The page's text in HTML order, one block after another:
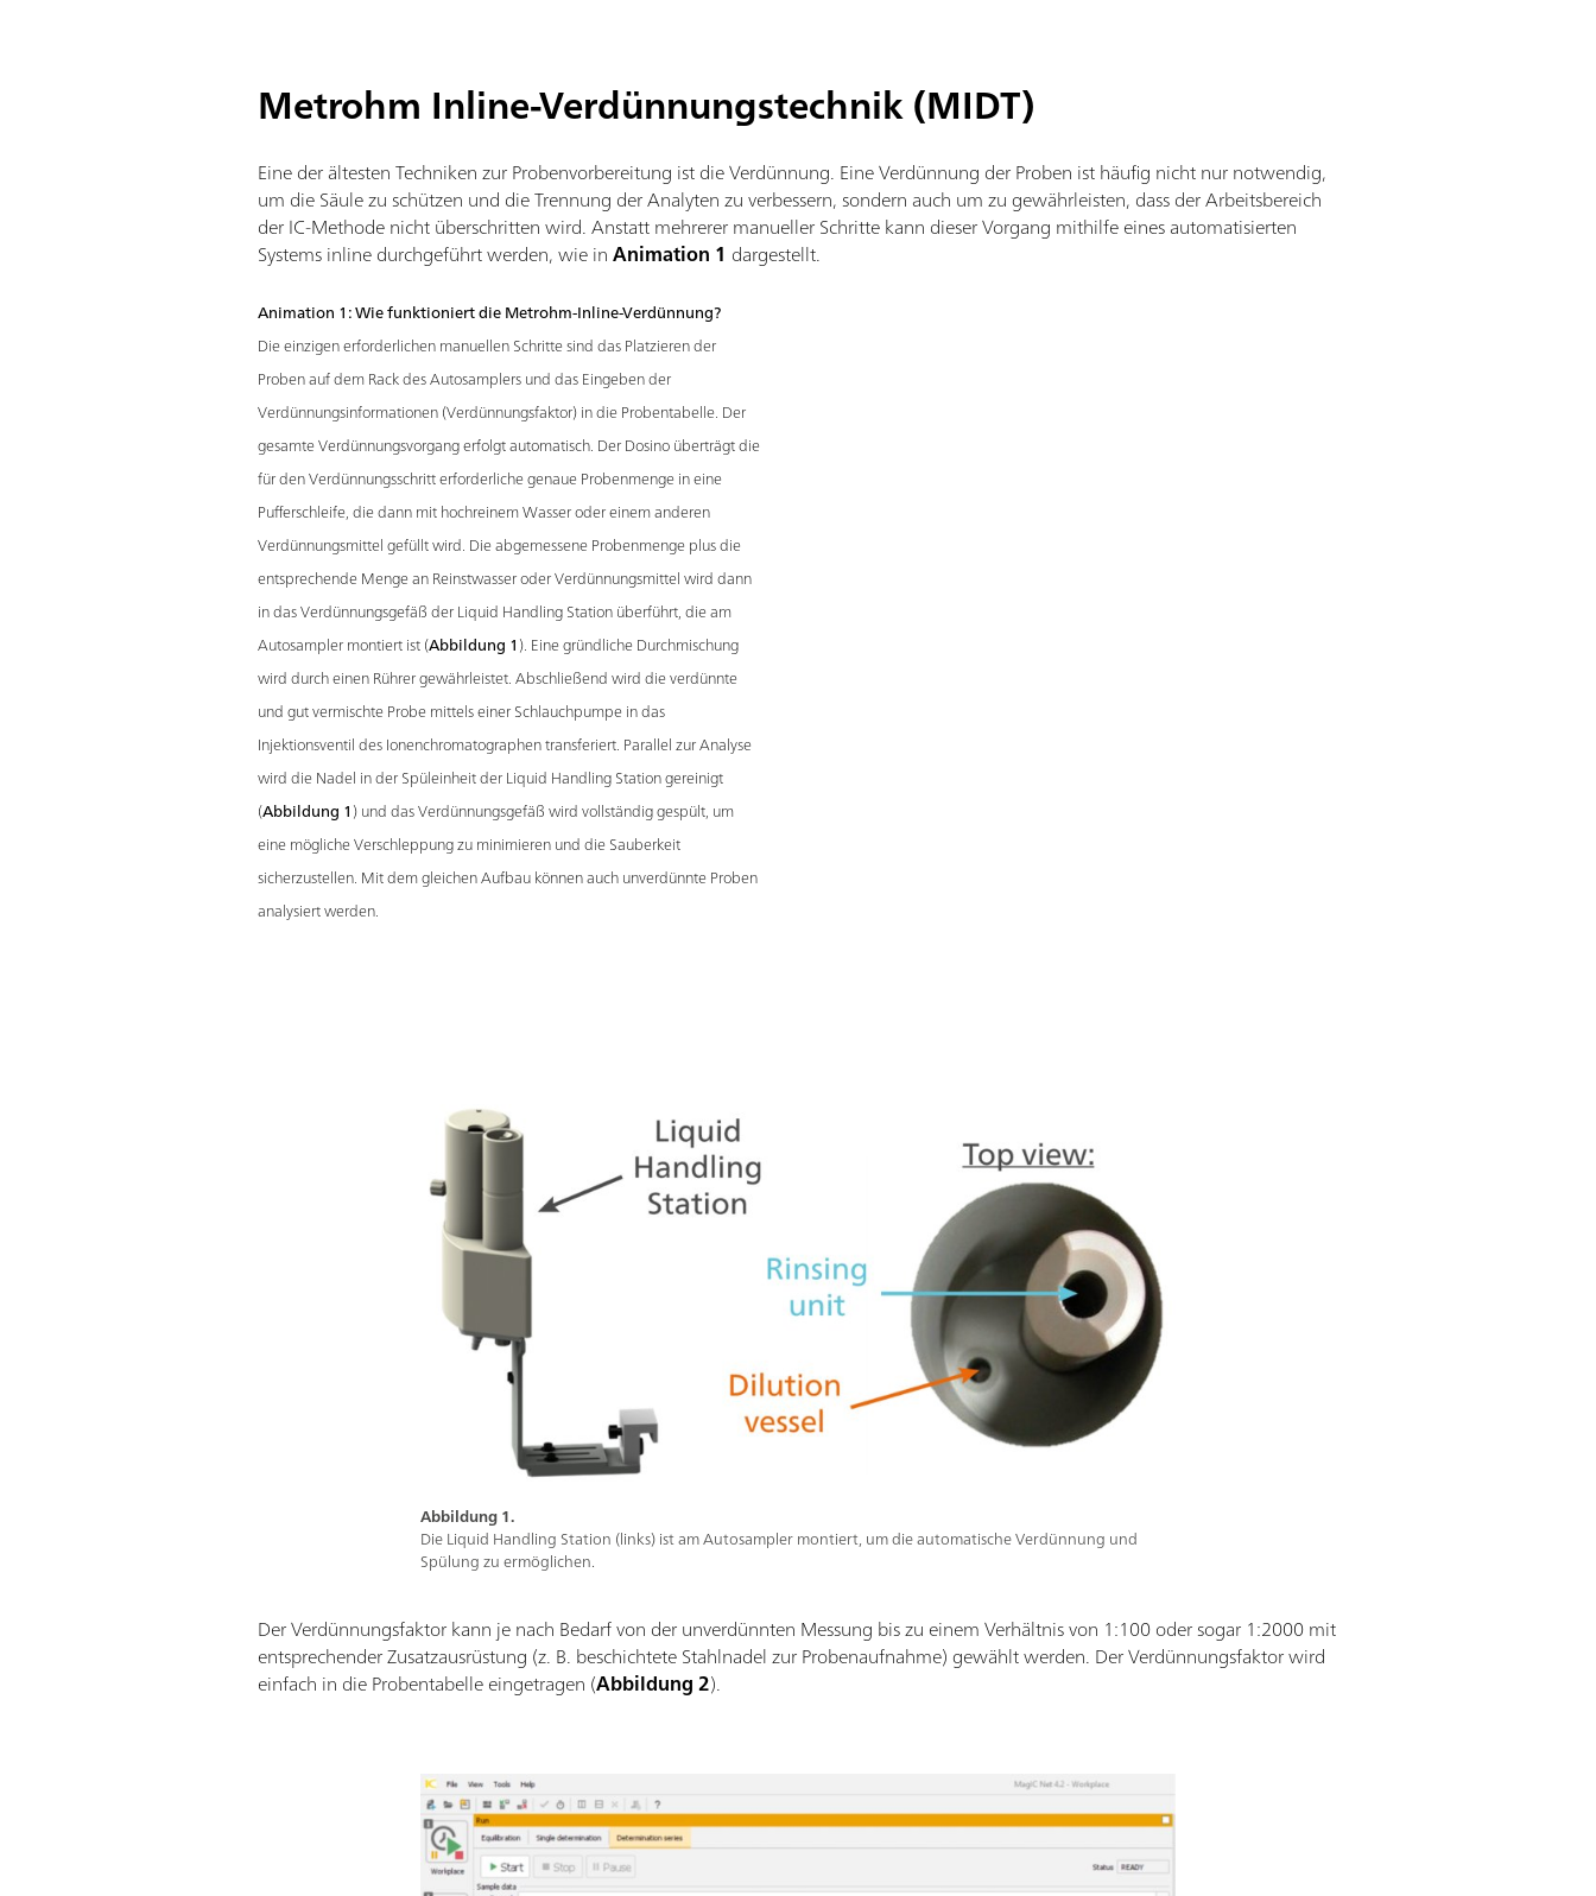
Metrohm Inline-Verdünnungstechnik (MIDT)
Eine der ältesten Techniken zur Probenvorbereitung ist die Verdünnung. Eine Verdünnung der Proben ist häufig nicht nur notwendig,
um die Säule zu schützen und die Trennung der Analyten zu verbessern, sondern auch um zu gewährleisten, dass der Arbeitsbereich
der IC-Methode nicht überschritten wird. Anstatt mehrerer manueller Schritte kann dieser Vorgang mithilfe eines automatisierten
Systems inline durchgeführt werden, wie inAnimation 1 dargestellt.
Animation 1: Wie funktioniert die Metrohm-Inline-Verdünnung?
Die einzigen erforderlichen manuellen Schritte sind das Platzieren der
Proben auf dem Rack des Autosamplers und das Eingeben der
Verdünnungsinformationen (Verdünnungsfaktor) in die Probentabelle. Der
gesamte Verdünnungsvorgang erfolgt automatisch. Der Dosino überträgt die
für den Verdünnungsschritt erforderliche genaue Probenmenge in eine
Pufferschleife, die dann mit hochreinem Wasser oder einem anderen
Verdünnungsmittel gefüllt wird. Die abgemessene Probenmenge plus die
entsprechende Menge an Reinstwasser oder Verdünnungsmittel wird dann
in das Verdünnungsgefäß der Liquid Handling Station überführt, die am
Autosampler montiert ist (Abbildung 1). Eine gründliche Durchmischung
wird durch einen Rührer gewährleistet. Abschließend wird die verdünnte
und gut vermischte Probe mittels einer Schlauchpumpe in das
Injektionsventil des Ionenchromatographen transferiert. Parallel zur Analyse
wird die Nadel in der Spüleinheit der Liquid Handling Station gereinigt
(Abbildung 1) und das Verdünnungsgefäß wird vollständig gespült, um
eine mögliche Verschleppung zu minimieren und die Sauberkeit
sicherzustellen. Mit dem gleichen Aufbau können auch unverdünnte Proben
analysiert werden.
Abbildung 1.
Die Liquid Handling Station (links) ist am Autosampler montiert, um die automatische Verdünnung und
Spülung zu ermöglichen.
Der Verdünnungsfaktor kann je nach Bedarf von der unverdünnten Messung bis zu einem Verhältnis von 1:100 oder sogar 1:2000 mit
entsprechender Zusatzausrüstung (z. B. beschichtete Stahlnadel zur Probenaufnahme) gewählt werden. Der Verdünnungsfaktor wird
einfach in die Probentabelle eingetragen (Abbildung 2).